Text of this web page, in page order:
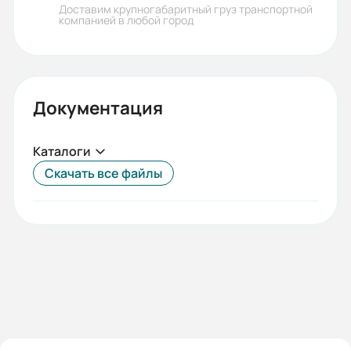
Доставим крупногабаритный груз транспортной
компанией в любой город
Документация
Каталоги
Скачать все файлы